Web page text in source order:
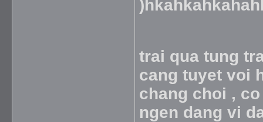
trai qua tung
cang tuyet voi
chang choi ,
ngen dang vi